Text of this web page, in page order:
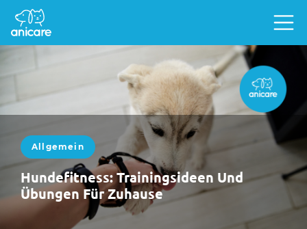
Allgemein
Hundefitness: Trainingsideen Und
Übungen Für Zuhause
Damit der Vierbeiner fit und gesund bleibt,